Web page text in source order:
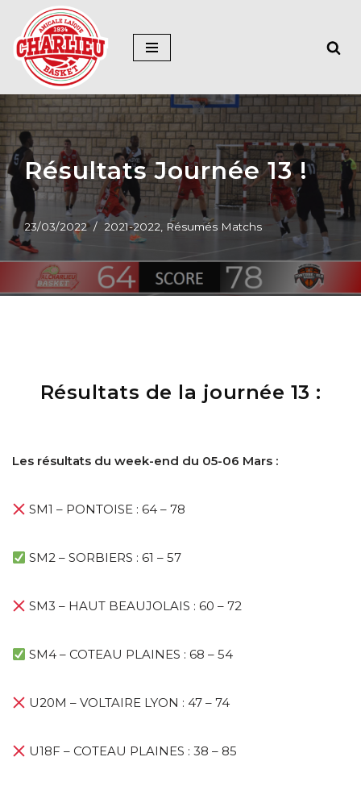
Aller
au
contenu
Résultats Journée 13 !
23/03/2022 2021-2022 Résumés Matchs
Résultats de la journée 13 :
Les résultats du week-end du 05-06 Mars :
SM1 – PONTOISE : 64 – 78
SM2 – SORBIERS : 61 – 57
SM3 – HAUT BEAUJOLAIS : 60 – 72
SM4 – COTEAU PLAINES : 68 – 54
U20M – VOLTAIRE LYON : 47 – 74
U18F – COTEAU PLAINES : 38 – 85